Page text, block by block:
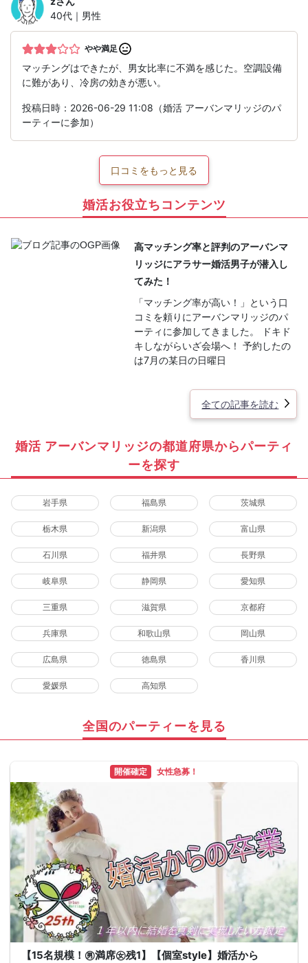
40代｜男性
やや満足
マッチングはできたが、男女比率に不満を感じた。空調設備
に難があり、冷房の効きが悪い。
投稿日時：2026-06-29 11:08（婚活 アーバンマリッジのパ
ーティーに参加）
口コミをもっと見る
婚活お役立ちコンテンツ
高マッチング率と評判のアーバンマ
リッジにアラサー婚活男子が潜入し
てみた！
「マッチング率が高い！」という口
コミを頼りにアーバンマリッジのパ
ーティに参加してきました。 ドキド
キしながらいざ会場へ！ 予約したの
は7月の某日の日曜日
全ての記事を読む
婚活 アーバンマリッジの都道府県からパーティ
ーを探す
岩手県 福島県 茨城県
栃木県 新潟県 富山県
石川県 福井県 長野県
岐阜県 静岡県 愛知県
三重県 滋賀県 京都府
兵庫県 和歌山県 岡山県
広島県 徳島県 香川県
愛媛県 高知県
全国のパーティーを見る
開催確定 女性急募！
【15名規模！㊚満席㊛残1】【個室style】婚活から